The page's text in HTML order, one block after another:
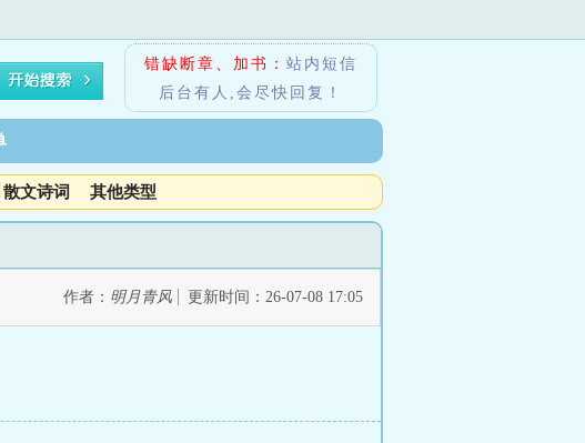
错缺断章、加书： 站内短信
后台有人,会尽快回复！
散文诗词 其他类型
作者： 明月青风 更新时间：26-07-08 17:05